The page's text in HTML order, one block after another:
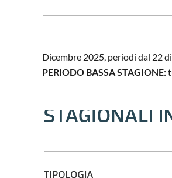
Dicembre 2025, periodi dal 22
PERIODO BASSA STAGIONE: